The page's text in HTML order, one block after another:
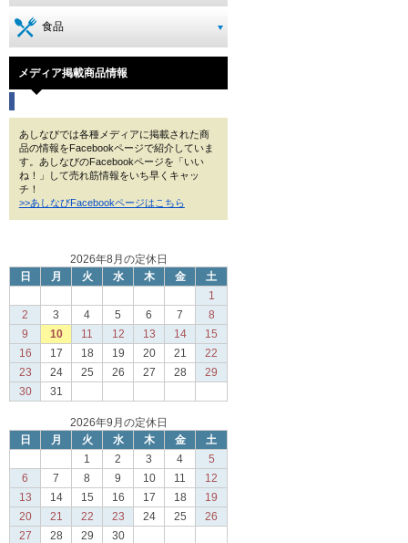
食品
メディア掲載商品情報
あしなびでは各種メディアに掲載された商
品の情報をFacebookページで紹介していま
す。あしなびのFacebookページを「いい
ね！」して売れ筋情報をいち早くキャッ
チ！
>>あしなびFacebookページはこちら
2026年8月の定休日
日
月 火 水 木 金
土
1
2
3 4 5 6 7
8
9
10 11 12 13 14
15
16
17 18 19 20 21
22
23
24 25 26 27 28
29
30
31
2026年9月の定休日
日
月 火 水 木 金
土
1
2 3 4
5
6
7 8 9 10 11
12
13
14 15 16 17 18
19
20
21 22 23 24 25
26
27
28 29 30